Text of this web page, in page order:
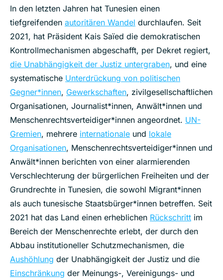
In den letzten Jahren hat Tunesien einen
tiefgreifenden autoritären Wandel durchlaufen. Seit
2021, hat Präsident Kais Saïed die demokratischen
Kontrollmechanismen abgeschafft, per Dekret regiert,
die Unabhängigkeit der Justiz untergraben, und eine
systematische Unterdrückung von politischen
Gegner*innen, Gewerkschaften, zivilgesellschaftlichen
Organisationen, Journalist*innen, Anwält*innen und
Menschenrechtsverteidiger*innen angeordnet. UN-
Gremien, mehrere internationale und lokale
Organisationen, Menschenrechtsverteidiger*innen und
Anwält*innen berichten von einer alarmierenden
Verschlechterung der bürgerlichen Freiheiten und der
Grundrechte in Tunesien, die sowohl Migrant*innen
als auch tunesische Staatsbürger*innen betreffen. Seit
2021 hat das Land einen erheblichen Rückschritt im
Bereich der Menschenrechte erlebt, der durch den
Abbau institutioneller Schutzmechanismen, die
Aushöhlung der Unabhängigkeit der Justiz und die
Einschränkung der Meinungs-, Vereinigungs- und